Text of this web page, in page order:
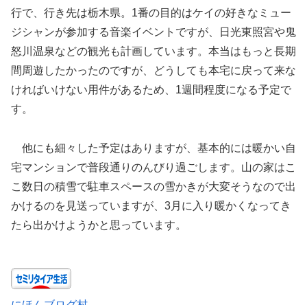
行で、行き先は栃木県。1番の目的はケイの好きなミュー
ジシャンが参加する音楽イベントですが、日光東照宮や鬼
怒川温泉などの観光も計画しています。本当はもっと長期
間周遊したかったのですが、どうしても本宅に戻って来な
ければいけない用件があるため、1週間程度になる予定で
す。
他にも細々した予定はありますが、基本的には暖かい自
宅マンションで普段通りのんびり過ごします。山の家はこ
こ数日の積雪で駐車スペースの雪かきが大変そうなので出
かけるのを見送っていますが、3月に入り暖かくなってき
たら出かけようかと思っています。